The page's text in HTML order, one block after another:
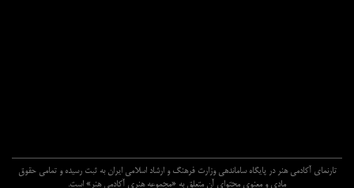
تارنماي آکادمي هنر در پايگاه ساماندهي وزارت فرهنگ و ارشاد اسلامي ايران به ثبت رسيده و تمامي حقوق
مادي و معنوي محتواي آن متعلق به «مجموعه هنري آکادمي هنر» است.